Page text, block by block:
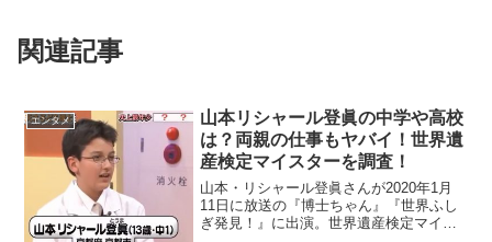
関連記事
エンタメ
山本リシャール登眞の中学や高校
は？両親の仕事もヤバイ！世界遺
産検定マイスターを調査！
山本・リシャール登眞さんが2020年1月
11日に放送の『博士ちゃん』『世界ふし
ぎ発見！』に出演。世界遺産検定マイス